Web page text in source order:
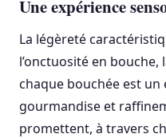
Une expérience
La légèreté
l’onctuosité en
chaque bouchée est
gourmandise et
promettent, à travers